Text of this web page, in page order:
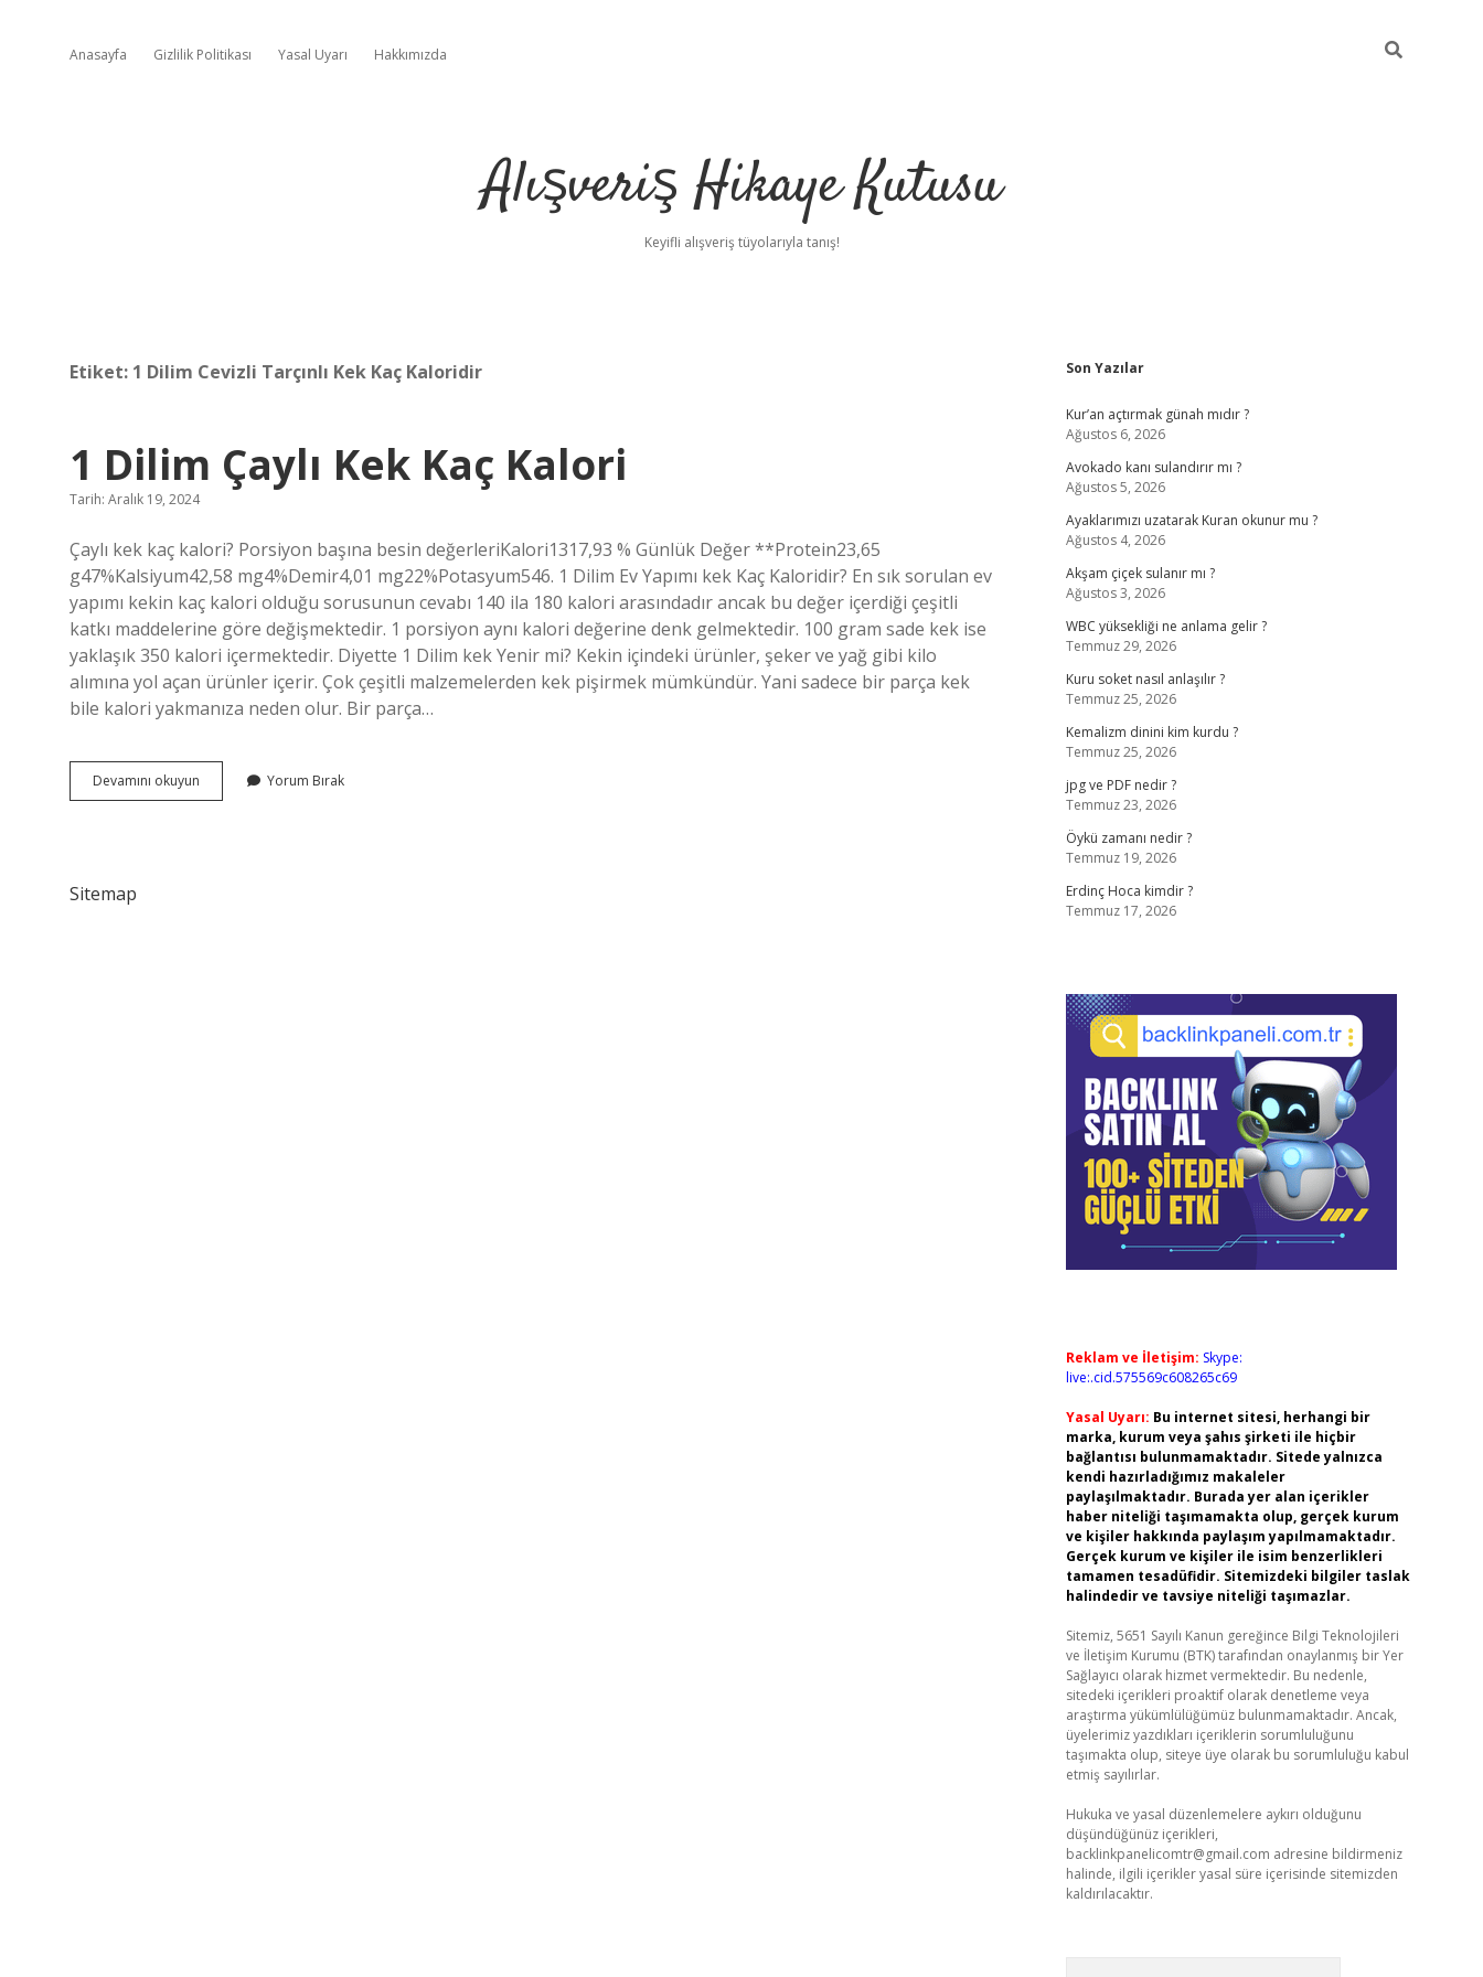
Anasayfa Gizlilik Politikası Yasal Uyarı Hakkımızda
Alışveriş Hikaye Kutusu
Keyifli alışveriş tüyolarıyla tanış!
Etiket: 1 Dilim Cevizli Tarçınlı Kek Kaç Kaloridir
1 Dilim Çaylı Kek Kaç Kalori
Tarih: Aralık 19, 2024
Çaylı kek kaç kalori? Porsiyon başına besin değerleriKalori1317,93 % Günlük Değer **Protein23,65
g47%Kalsiyum42,58 mg4%Demir4,01 mg22%Potasyum546. 1 Dilim Ev Yapımı kek Kaç Kaloridir? En sık sorulan ev
yapımı kekin kaç kalori olduğu sorusunun cevabı 140 ila 180 kalori arasındadır ancak bu değer içerdiği çeşitli
katkı maddelerine göre değişmektedir. 1 porsiyon aynı kalori değerine denk gelmektedir. 100 gram sade kek ise
yaklaşık 350 kalori içermektedir. Diyette 1 Dilim kek Yenir mi? Kekin içindeki ürünler, şeker ve yağ gibi kilo
alımına yol açan ürünler içerir. Çok çeşitli malzemelerden kek pişirmek mümkündür. Yani sadece bir parça kek
bile kalori yakmanıza neden olur. Bir parça…
Devamını okuyun
Dilim
Yorum Bırak
Sitemap
Sidebar
Son Yazılar
Kur’an açtırmak günah mıdır ?
Ağustos 6, 2026
Avokado kanı sulandırır mı ?
Ağustos 5, 2026
Ayaklarımızı uzatarak Kuran okunur mu ?
Ağustos 4, 2026
Akşam çiçek sulanır mı ?
Ağustos 3, 2026
WBC yüksekliği ne anlama gelir ?
Temmuz 29, 2026
Kuru soket nasıl anlaşılır ?
Temmuz 25, 2026
Kemalizm dinini kim kurdu ?
Temmuz 25, 2026
jpg ve PDF nedir ?
Temmuz 23, 2026
Öykü zamanı nedir ?
Temmuz 19, 2026
Erdinç Hoca kimdir ?
Temmuz 17, 2026
Reklam ve İletişim: Skype:
live:.cid.575569c608265c69
Yasal Uyarı: Bu internet sitesi, herhangi bir
marka, kurum veya şahıs şirketi ile hiçbir
bağlantısı bulunmamaktadır. Sitede yalnızca
kendi hazırladığımız makaleler
paylaşılmaktadır. Burada yer alan içerikler
haber niteliği taşımamakta olup, gerçek kurum
ve kişiler hakkında paylaşım yapılmamaktadır.
Gerçek kurum ve kişiler ile isim benzerlikleri
tamamen tesadüfidir. Sitemizdeki bilgiler taslak
halindedir ve tavsiye niteliği taşımazlar.
Sitemiz, 5651 Sayılı Kanun gereğince Bilgi Teknolojileri
ve İletişim Kurumu (BTK) tarafından onaylanmış bir Yer
Sağlayıcı olarak hizmet vermektedir. Bu nedenle,
sitedeki içerikleri proaktif olarak denetleme veya
araştırma yükümlülüğümüz bulunmamaktadır. Ancak,
üyelerimiz yazdıkları içeriklerin sorumluluğunu
taşımakta olup, siteye üye olarak bu sorumluluğu kabul
etmiş sayılırlar.
Hukuka ve yasal düzenlemelere aykırı olduğunu
düşündüğünüz içerikleri,
backlinkpanelicomtr@gmail.com adresine bildirmeniz
halinde, ilgili içerikler yasal süre içerisinde sitemizden
kaldırılacaktır.